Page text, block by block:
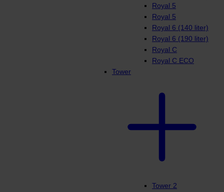
Royal 5
Royal 5
Royal 6 (140 liter)
Royal 6 (190 liter)
Royal C
Royal C ECO
Tower
Tower 2